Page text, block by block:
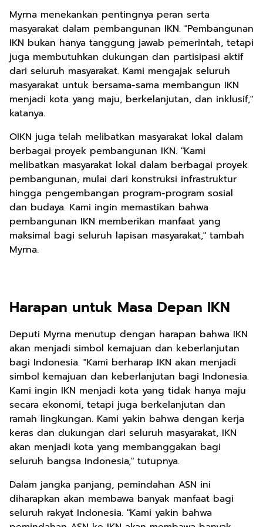
Myrna menekankan pentingnya peran serta
masyarakat dalam pembangunan IKN. "Pembangunan
IKN bukan hanya tanggung jawab pemerintah, tetapi
juga membutuhkan dukungan dan partisipasi aktif
dari seluruh masyarakat. Kami mengajak seluruh
masyarakat untuk bersama-sama membangun IKN
menjadi kota yang maju, berkelanjutan, dan inklusif,"
katanya.
OIKN juga telah melibatkan masyarakat lokal dalam
berbagai proyek pembangunan IKN. "Kami
melibatkan masyarakat lokal dalam berbagai proyek
pembangunan, mulai dari konstruksi infrastruktur
hingga pengembangan program-program sosial
dan budaya. Kami ingin memastikan bahwa
pembangunan IKN memberikan manfaat yang
maksimal bagi seluruh lapisan masyarakat," tambah
Myrna.
Harapan untuk Masa Depan IKN
Deputi Myrna menutup dengan harapan bahwa IKN
akan menjadi simbol kemajuan dan keberlanjutan
bagi Indonesia. "Kami berharap IKN akan menjadi
simbol kemajuan dan keberlanjutan bagi Indonesia.
Kami ingin IKN menjadi kota yang tidak hanya maju
secara ekonomi, tetapi juga berkelanjutan dan
ramah lingkungan. Kami yakin bahwa dengan kerja
keras dan dukungan dari seluruh masyarakat, IKN
akan menjadi kota yang membanggakan bagi
seluruh bangsa Indonesia," tutupnya.
Dalam jangka panjang, pemindahan ASN ini
diharapkan akan membawa banyak manfaat bagi
seluruh rakyat Indonesia. "Kami yakin bahwa